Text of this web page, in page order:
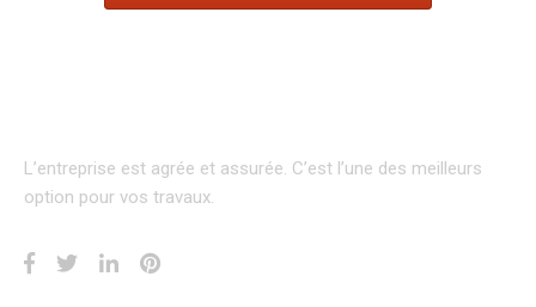
L’entreprise est agrée et assurée. C’est l’une des meilleurs
option pour vos travaux.